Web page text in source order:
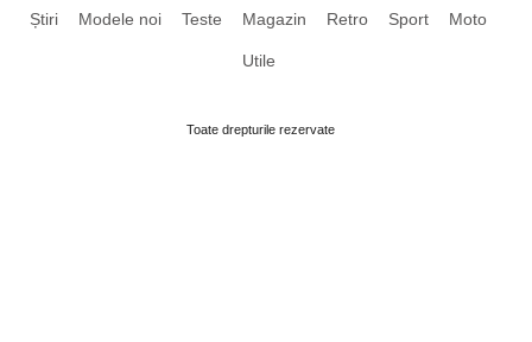
Știri Modele noi Teste Magazin Retro Sport Moto
Utile
Toate drepturile rezervate